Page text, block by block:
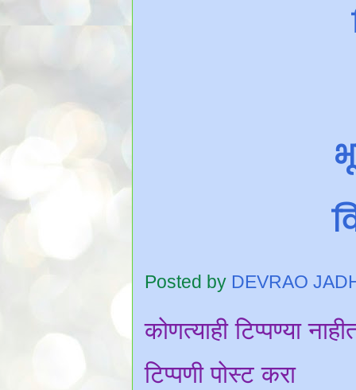
Posted by DEVRAO
कोणत्याही टिप्पण्‍या
टिप्पणी पोस्ट करा